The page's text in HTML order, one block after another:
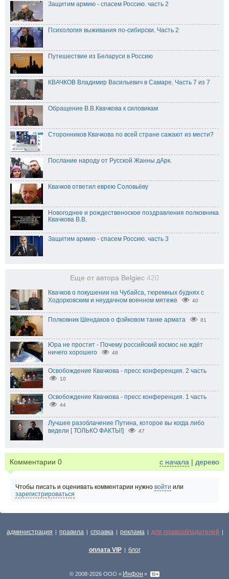
Защитим армию - спасем Россию. часть 2
Психология выживания по-сибирски. Часть 2
Путешествие из Беларуси в Россию
КВАЧКОВ Владимир Васильевич в Самаре. Часть 7 из 7
Обращение В.В.Квачкова к силовикам
Сторонников Квачкова по всей стране сажают из мести?
Послание народу от Русской Жанны дАрк.
Квачков ответил еврею Соловьёву
Новогоднее и рождественоское поздравления полковника
Квачкова В.В.
Защитим армию - спасем Россию. часть 3
Еще от автора Belgiec 420
Квачков о покушении на Чубайса, тюремных буднях с
Ходорковским и неудачном военном мятеже
40
Полковник Шендаков о фэйковом танке армата 81
Юра не простит - Почему российский космос не ждёт
ничего хорошего
48
Освобождение Квачкова - пресс конференция. 2 часть
10
Освобождение Квачкова - пресс конференция. 1 часть
44
Лучшее разоблачение Путина, которое вы когда либо
видели [ ТОЛЬКО ФАКТЫ!]
47
Комментарии 0 с начала | дерево
Чтобы писать и оценивать комментарии нужно войти или
зарегистрироваться
администрация | правила | справка | реклама | для правообладателей |
оплата VIP | блог
© 2008-2026 ООО « Инфон »